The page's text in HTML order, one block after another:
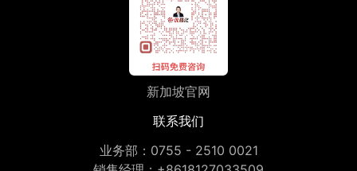
新加坡官网
联系我们
业务部： 0755 - 2510 0021